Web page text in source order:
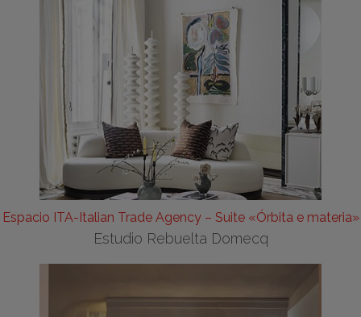
Espacio ITA-Italian Trade Agency – Suite «Órbita e materia»
Estudio Rebuelta Domecq